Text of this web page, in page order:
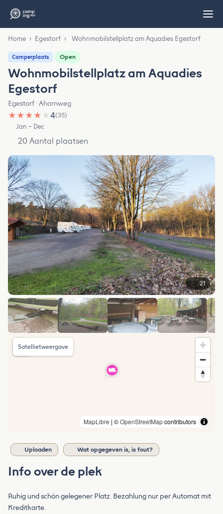
Home › Egestorf › Wohnmobilstellplatz am Aquadies Egestorf
Camperplaats Open
Wohnmobilstellplatz am Aquadies
Egestorf
Egestorf · Ahornweg
★ ★ ★ ★ ★4(35)
Jan – Dec
20 Aantal plaatsen
21
MapLibre | ©OpenStreetMapcontributors
Satellietweergave
Uploaden Wat opgegeven is, is fout?
Info over de plek
Ruhig und schön gelegener Platz. Bezahlung nur per Automat mit
Kreditkarte.